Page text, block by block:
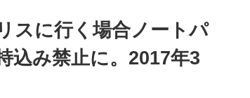
スに行く場合ノートパ
込み禁止に。2017年3